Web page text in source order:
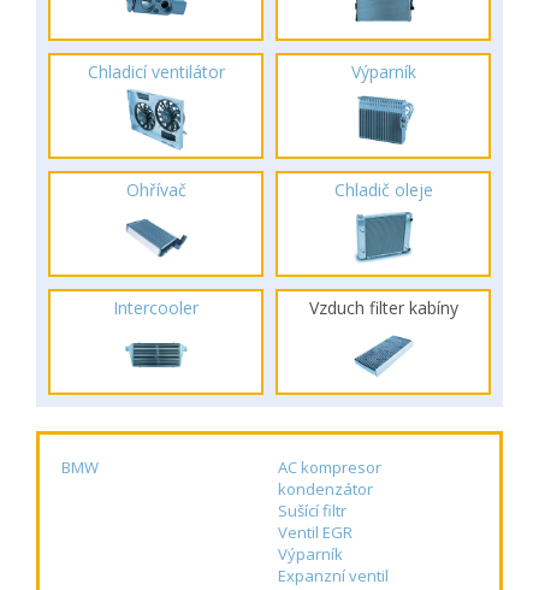
Chladicí ventilátor Výparník
Ohřívač Chladič oleje
Intercooler Vzduch filter kabíny
BMW
AC kompresor
kondenzátor
Sušící filtr
Ventil EGR
Výparník
Expanzní ventil